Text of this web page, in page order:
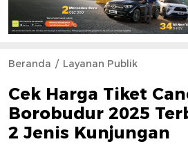
Beranda Layanan Publik
Cek Harga Tiket
Borobudur 2025
2 Jenis Kunjungan